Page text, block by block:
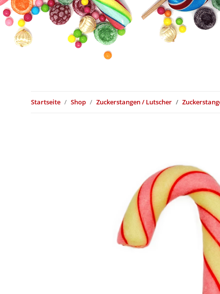
Startseite Shop Zuckerstangen / Lutscher